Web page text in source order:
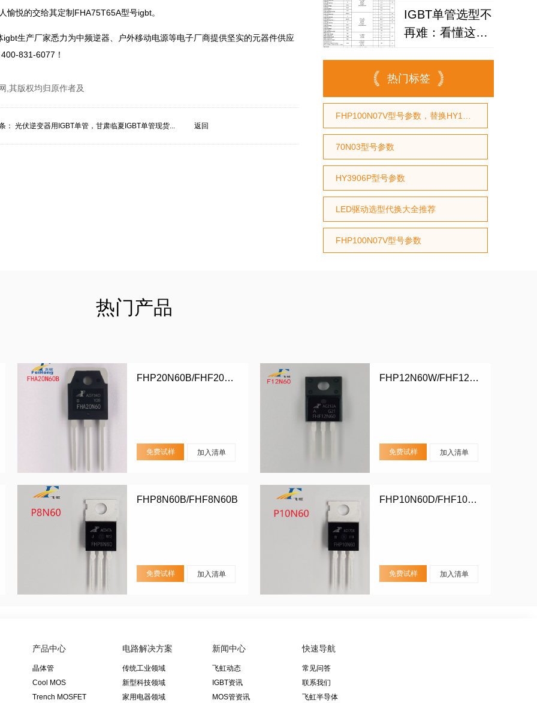
悦的交给其定制FHA75T65A型号igbt。
生产厂家悉力为中频逆器、户外移动电源等电子厂商提供坚实的元器件供应
831-6077！
,其版权均归原作者及
： 光伏逆变器用IGBT单管，甘肃临夏IGBT单管现货... 返回
厂家选型参考
代替仙童
IGBT单管选型不
再难：看懂这个
计效率提升事半
功倍
热门标签
70N03型号参数
HY3906P型号参数
LED驱动选型代换大全推荐
FHP100N07V型号参数
热门产品
FHP20N60B/FHF20N60B/FHA20N60B
免费试样 加入清单
FHP12N60W/FHF12N60W
免费试样 加入清单
FHP8N60B/FHF8N60B
免费试样 加入清单
FHP10N60D/FHF10N60D
免费试样 加入清单
产品中心
晶体管
Cool MOS
Trench MOSFET
电路解决方案
传统工业领域
新型科技领域
家用电器领域
新闻中心
飞虹动态
IGBT资讯
MOS管资讯
快速导航
常见问答
联系我们
飞虹半导体